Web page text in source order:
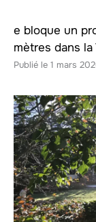
e bloque un
mètres dans la
1 mars